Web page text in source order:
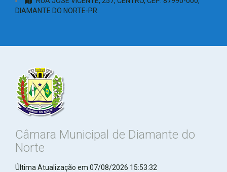
DIAMANTE DO NORTE-PR
Câmara Municipal de Diamante do
Norte
Última Atualização em 07/08/2026 15:53:32